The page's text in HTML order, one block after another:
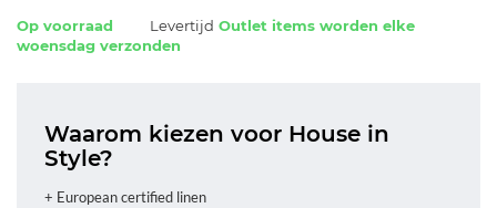
Op voorraad Levertijd Outlet items worden elke
woensdag verzonden
Waarom kiezen voor House in
Style?
+ European certified linen